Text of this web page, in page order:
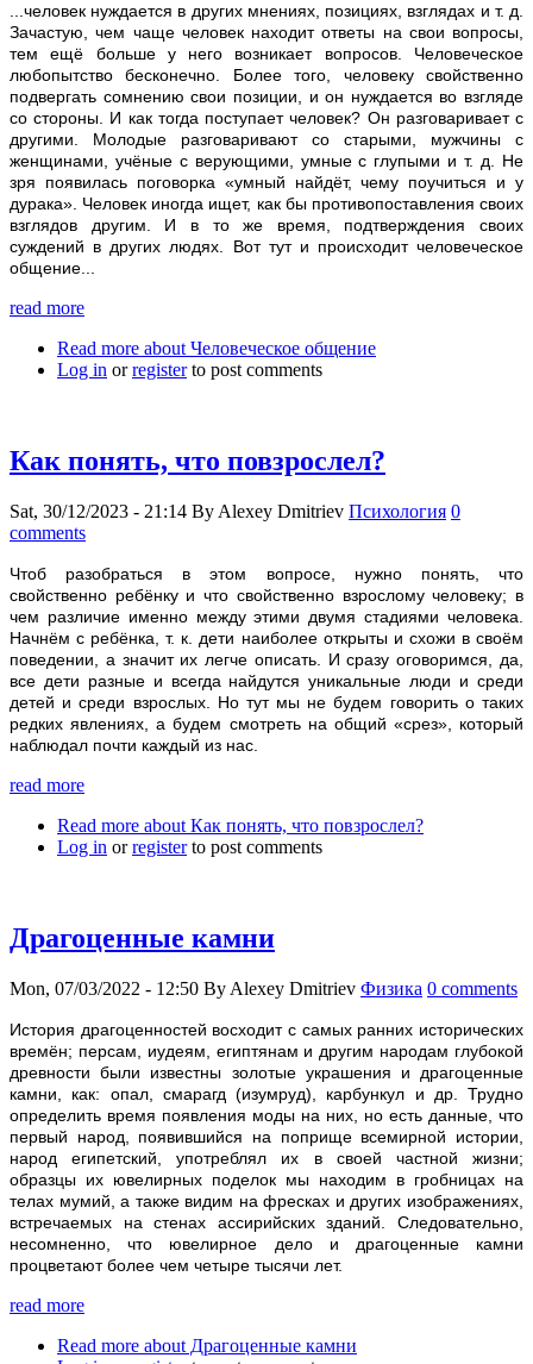
...человек нуждается в других мнениях, позициях, взглядах и т. д.
Зачастую, чем чаще человек находит ответы на свои вопросы,
тем ещё больше у него возникает вопросов. Человеческое
любопытство бесконечно. Более того, человеку свойственно
подвергать сомнению свои позиции, и он нуждается во взгляде
со стороны. И как тогда поступает человек? Он разговаривает с
другими. Молодые разговаривают со старыми, мужчины с
женщинами, учёные с верующими, умные с глупыми и т. д. Не
зря появилась поговорка «умный найдёт, чему поучиться и у
дурака». Человек иногда ищет, как бы противопоставления своих
взглядов другим. И в то же время, подтверждения своих
суждений в других людях. Вот тут и происходит человеческое
общение...
read more
Read more about Человеческое общение
Log in orregisterto post comments
Как понять, что повзрослел?
Sat, 30/12/2023 - 21:14 By Alexey Dmitriev Психология 0
comments
Чтоб разобраться в этом вопросе, нужно понять, что
свойственно ребёнку и что свойственно взрослому человеку; в
чем различие именно между этими двумя стадиями человека.
Начнём с ребёнка, т. к. дети наиболее открыты и схожи в своём
поведении, а значит их легче описать. И сразу оговоримся, да,
все дети разные и всегда найдутся уникальные люди и среди
детей и среди взрослых. Но тут мы не будем говорить о таких
редких явлениях, а будем смотреть на общий «срез», который
наблюдал почти каждый из нас.
read more
Read more about Как понять, что повзрослел?
Log in orregisterto post comments
Драгоценные камни
Mon, 07/03/2022 - 12:50 By Alexey Dmitriev Физика 0 comments
История драгоценностей восходит с самых ранних исторических
времён; персам, иудеям, египтянам и другим народам глубокой
древности были известны золотые украшения и драгоценные
камни, как: опал, смарагд (изумруд), карбункул и др. Трудно
определить время появления моды на них, но есть данные, что
первый народ, появившийся на поприще всемирной истории,
народ египетский, употреблял их в своей частной жизни;
образцы их ювелирных поделок мы находим в гробницах на
телах мумий, а также видим на фресках и других изображениях,
встречаемых на стенах ассирийских зданий. Следовательно,
несомненно, что ювелирное дело и драгоценные камни
процветают более чем четыре тысячи лет.
read more
Read more about Драгоценные камни